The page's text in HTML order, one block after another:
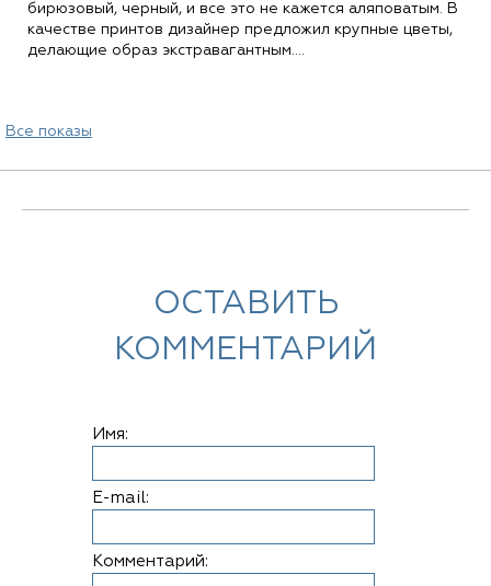
бирюзовый, черный, и все это не кажется аляповатым. В
качестве принтов дизайнер предложил крупные цветы,
делающие образ экстравагантным....
Все показы
ОСТАВИТЬ
КОММЕНТАРИЙ
Имя:
E-mail:
Комментарий: